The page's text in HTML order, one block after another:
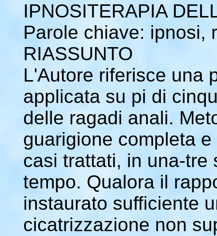
IPNOSITERAPIA
Parole chiave: ipnosi,
RIASSUNTO
L'Autore riferisce una
applicata su pi di
delle ragadi anali.
guarigione completa
casi trattati, in una-tre
tempo. Qualora il
instaurato sufficiente
cicatrizzazione non